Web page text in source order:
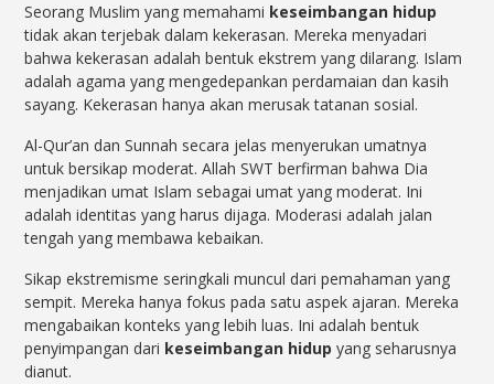
Seorang Muslim yang memahami keseimbangan hidup
tidak akan terjebak dalam kekerasan. Mereka menyadari
bahwa kekerasan adalah bentuk ekstrem yang dilarang. Islam
adalah agama yang mengedepankan perdamaian dan kasih
sayang. Kekerasan hanya akan merusak tatanan sosial.
Al-Qur’an dan Sunnah secara jelas menyerukan umatnya
untuk bersikap moderat. Allah SWT berfirman bahwa Dia
menjadikan umat Islam sebagai umat yang moderat. Ini
adalah identitas yang harus dijaga. Moderasi adalah jalan
tengah yang membawa kebaikan.
Sikap ekstremisme seringkali muncul dari pemahaman yang
sempit. Mereka hanya fokus pada satu aspek ajaran. Mereka
mengabaikan konteks yang lebih luas. Ini adalah bentuk
penyimpangan dari keseimbangan hidup yang seharusnya
dianut.